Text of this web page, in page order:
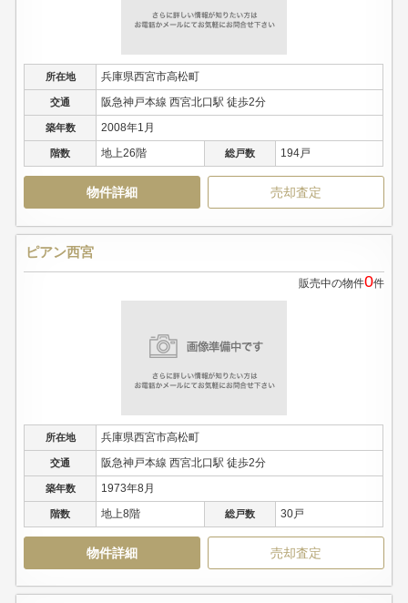
所在地 兵庫県西宮市高松町
交通 阪急神戸本線 西宮北口駅 徒歩2分
築年数 2008年1月
階数 地上26階 総戸数 194戸
物件詳細 売却査定
ピアン西宮
販売中の物件0件
所在地 兵庫県西宮市高松町
交通 阪急神戸本線 西宮北口駅 徒歩2分
築年数 1973年8月
階数 地上8階 総戸数 30戸
物件詳細 売却査定